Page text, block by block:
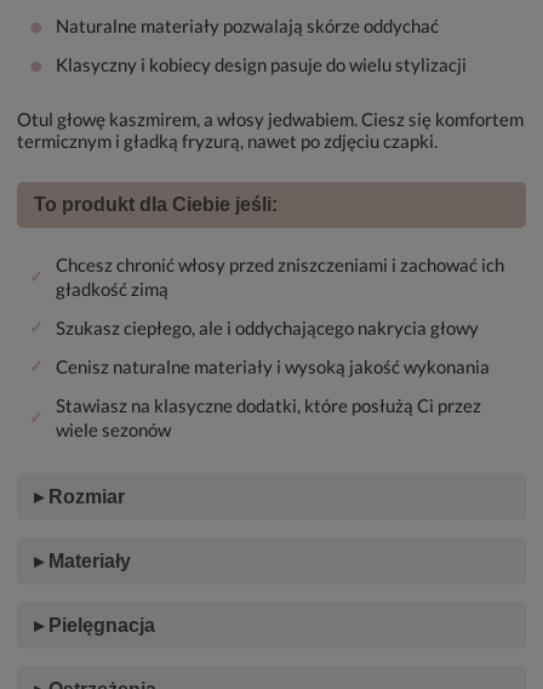
• Naturalne materiały pozwalają skórze oddychać
• Klasyczny i kobiecy design pasuje do wielu stylizacji
Otul głowę kaszmirem, a włosy jedwabiem. Ciesz się komfortem
termicznym i gładką fryzurą, nawet po zdjęciu czapki.
To produkt dla Ciebie jeśli:
✓
Chcesz chronić włosy przed zniszczeniami i zachować ich
gładkość zimą
✓ Szukasz ciepłego, ale i oddychającego nakrycia głowy
✓ Cenisz naturalne materiały i wysoką jakość wykonania
✓
Stawiasz na klasyczne dodatki, które posłużą Ci przez
wiele sezonów
▸ Rozmiar
▸ Materiały
▸ Pielęgnacja